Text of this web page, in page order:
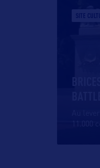
SITE
Au
11.000